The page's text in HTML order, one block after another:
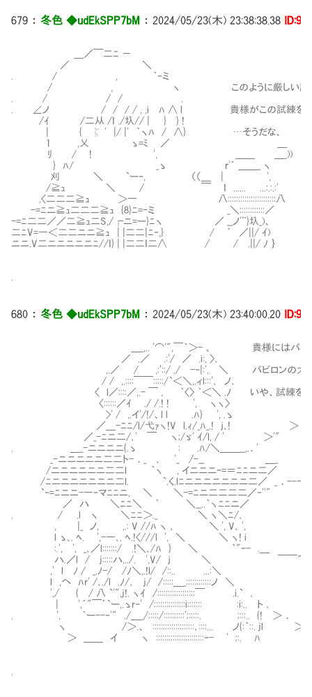
679 ： 冬色 ◆udEkSPP7bM ： 2024/05/23(木) 23:38:38.38
＿／￣二ﾆ －
／ ＼
. / , ｀ｰミ
/ , ヽ このように厳しい試練
. / / / .
. ∠ノ / / / / , ,i ﾊ ∧ l 貴様がこの試練を完遂でき
/ｲ /二从 /ｌ ./圦// | } } !
| { ζ ' |/ |' ｀ヽﾊ / ∧} …そうだな、
1 ,乂 ゝ=ﾐ Ⅳ／ ＿
ﾘ / ! ', ＿＿ ＿_))
} ﾊ/ _ゝ ｒ'´ ＿＿_ ヽ
刈 ＼ `ー‐, （（＿ | ',
/≧ｭ ＼ / ￣ ｌ ...... ...:.:.:'
,〈二二二≧ｭ ＞一 八:::::::::::::::::::::::八
-=ﾆニ≧ｭ二二二≧ｭ {8}ﾆ=-ミ _＼::::::::::::／
-=ﾆ二二／／二≧ｭ二S,/┌ニ=ー}ﾆヽ ／ __ノ'¨}圦_)、
二ﾆV=―＜二二ニニ≧ｭ | |二二|ﾆ‐,} / ´ ／||/ ｲ)
ニニ.V二ニニニニニﾆ//ｌ} | |二二ｌ二∧ / / .||/ ﾉ ｝
680 ： 冬色 ◆udEkSPP7bM ： 2024/05/23(木) 23:40:00.20
＿_,.. '⌒'",￣｀＞- 、 貴様にはバビロンの富豪に
／ .／ .:'/ ／ .i:, 〉､
,.／ / ,:'::/ ./ -‐|:', ＼ バビロンの大富豪ゴ
/ / ,.::::￣￣:::::/`＜＼,.ィl:::'､ ノ､
〈 l／::::／,.- ￣ , ｀〈〉 ｀＜＼ .ﾉ いや、試練を越えた暁
〈::::::／ｲ ./ /.! ! ', ヽヽ〉
>' / ,.イ'/!/、l l .ﾊ} ', .ゝ ＿＿
／＿-ﾆﾆ/l/弋ｧヽ!V l.ｨ/_ﾊ_.! ｊ､!
／_-ﾆニ二/､' ￣ ヽ;/ゞ' ｲ/l, / ' ＞'"
. ＿_-ニニニニ{.ゝ : .ﾊ/＼＿＿__,.．'
_-ニニニニニ二二ト- ．_ ､ '_ /-__ ＿_
/ニニニニニニ二二l ｀ヽ , イニニニｰ=＝ﾆﾆニ二／
/ﾆニニニニニニニ二l. `.く.lﾆニニニニニニニ二／ _ ．--
`‐=ﾆニニ-―‐マﾆﾆニ, ＼ ＼-=ﾆニ二二二
／ ハ ＼ﾆﾆ＼ ｀ ＼__..｀ヽﾆ
. / .l ヽ ＼ﾆﾆ＞._ ＼
, |_ ノ, ,.: V //ﾊ ヽ ､ ＼ ', V､ ',
l ゝ､. ﾍ. ',-―､, ﾍ.!〈///l ', ＼ ＼ ヽ! i
:.', ', _､／l:::::::/ .!＼､/ﾊ } ＼ ｀"ｰ- .＿
ハ.／l / j:::::ハ,../. ',V/ ｊ ＼ ￣￣
,' l ﾉ / _.ﾉ-/ /ﾉ＼,.!l/ /::.. ...:
l ,へ ﾊr' /､./l .ﾉ/､ j/ /:::::＿
',/ { / 八 `'",j!. ヽｲ /::::::::::::::::::￣ .i.` ､
| ',´"￣´`ー,.ゝr‐' /:::::::::::::::i::::::: :i:.. ト ､
. ', ｀ー--‐'" ./＿_/:::::/::::::::::';:::::. ;:::.. {! ＞ ．
ヽ /＞.、 ::::::::::::::::::::､::::... ノ{:｀::. jl ＞
＞ ＿＿ イ ヽ :::::::::::::::::::::::ｰ- ' ;:. ﾊ